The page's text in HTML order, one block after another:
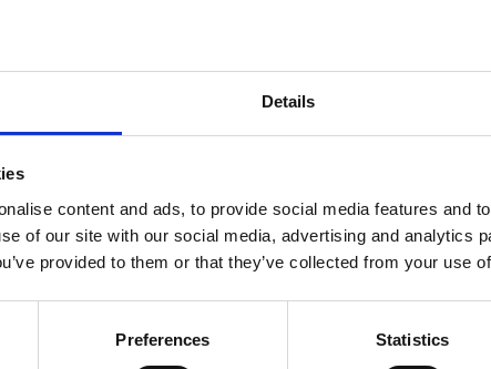
Details
content and ads, to provide social media features and
of our site with our social media, advertising and analytics
provided to them or that they’ve collected from your use
Preferences Statistics